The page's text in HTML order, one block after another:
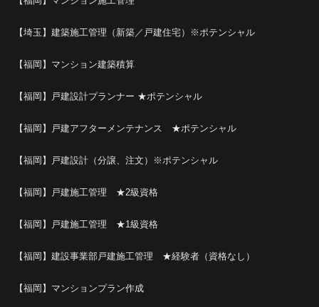
【埼玉】建築施工管理（新築／戸建住宅）※ポテンシャル
【福岡】マンション建築積算
【福岡】戸建設計プランナー ★ポテンシャル
【福岡】戸建アフターメンテナンス ★ポテンシャル
【福岡】戸建設計（分譲、注文）※ポテンシャル
【福岡】戸建施工管理 ★2級資格
【福岡】戸建施工管理 ★1級資格
【福岡】建設事業部戸建施工管理 ★経験者（資格なし）
【福岡】マンションプラン作成